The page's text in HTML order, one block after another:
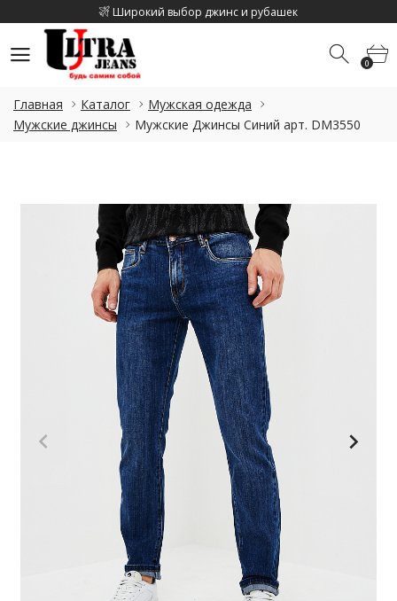
Широкий выбор джинс и рубашек
Скидка на каджый 2 товар 10%
Скидка на летнюю коллекцию до 15%
Скидка на каджый 2 товар 10%
0
Главная Каталог
Мужская одежда
Мужские джинсы
Мужские Джинсы Синий арт. DM3550